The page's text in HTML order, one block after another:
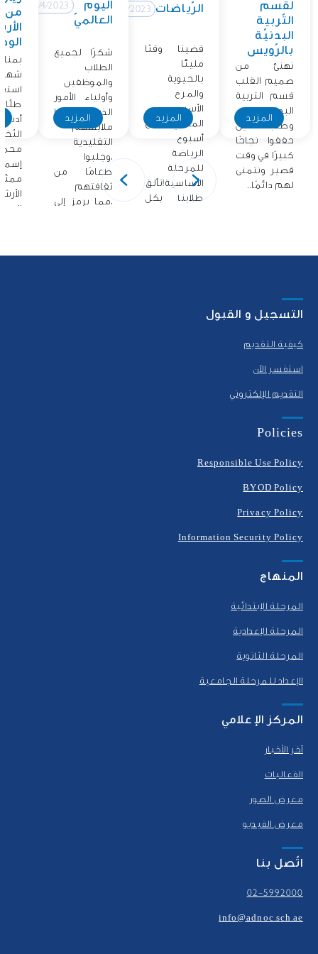
لقسم
التّربية
البدنيّة
بالرّويس
نهنئ من
صميم القلب
قسم التربية
البدنية
وطلابنا الذين
حققوا نجاحًا
كبيرًا في وقت
قصير ونتمنى
لهم دائمًا..
المزيد
الرّياضات 12/4/2023
قضينا وقتًا
مليئًا
بالحيوية
والمرح
الأسبوع
الماضي مع
أسبوع
الرياضة
للمرحلة
الأساسية!تألق
طلابنا بكل
المزيد
اليوم
العالميّ
12/4/2023
شكرًا لجميع
الطلاب
والموظفين
وأولياء الأمور
الذين ارتدوا
ملابسهم
التقليدية
،وجلبوا
طعامًا من
ثقافتهم
،مما يرمز إلى
المزيد
من
شهر
التسجيل و القبول
كيفية التقديم
استفسر الآن
التقديم الإلكتروني
Policies
Responsible Use Policy
BYOD Policy
Privacy Policy
Information Security Policy
المنهاج
المرحلة الإبتدائية
المرحلة الإعدادية
المرحلة الثانوية
الإعداد للمرحلة الجامعية
المركز الإعلامي
آخر الأخبار
الفعاليات
معرض الصور
معرض الفيديو
اتّصل بنا
02-5992000
info@adnoc.sch.ae